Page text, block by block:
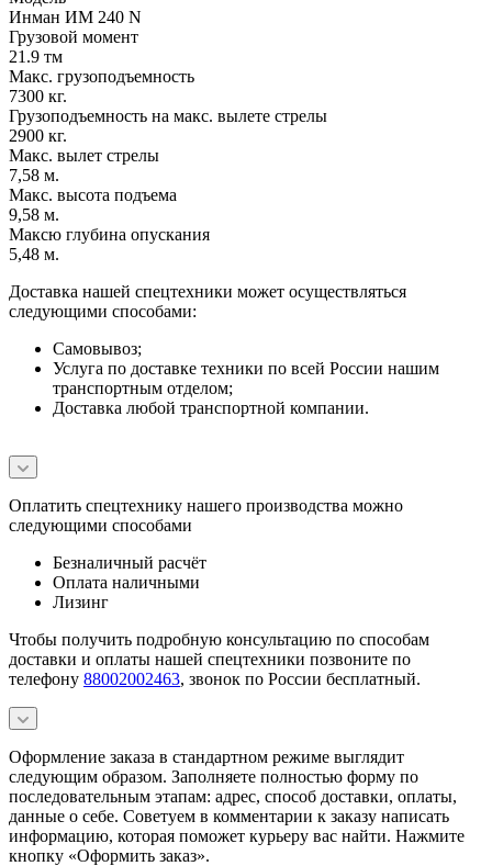
Инман ИМ 240 N
Грузовой момент
21.9 тм
Макс. грузоподъемность
7300 кг.
Грузоподъемность на макс. вылете стрелы
2900 кг.
Макс. вылет стрелы
7,58 м.
Макс. высота подъема
9,58 м.
Максю глубина опускания
5,48 м.
Доставка нашей спецтехники может осуществляться
следующими способами:
Самовывоз;
Услуга по доставке техники по всей России нашим
транспортным отделом;
Доставка любой транспортной компании.
Оплатить спецтехнику нашего производства можно
следующими способами
Безналичный расчёт
Оплата наличными
Лизинг
Чтобы получить подробную консультацию по способам
доставки и оплаты нашей спецтехники позвоните по
телефону 88002002463, звонок по России бесплатный.
Оформление заказа в стандартном режиме выглядит
следующим образом. Заполняете полностью форму по
последовательным этапам: адрес, способ доставки, оплаты,
данные о себе. Советуем в комментарии к заказу написать
информацию, которая поможет курьеру вас найти. Нажмите
кнопку «Оформить заказ».